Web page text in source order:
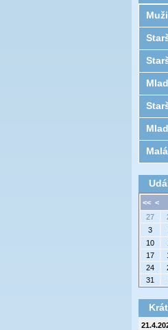
Muži
<< <
27
3
10
17
24
31